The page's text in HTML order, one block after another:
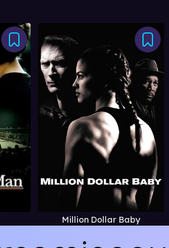
Million Dollar Baby